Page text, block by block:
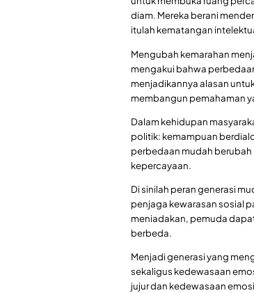
diam. Mereka berani
itulah kematangan
Mengubah kemarahan
mengakui bahwa
menjadikannya alasan
membangun pemahaman
Dalam kehidupan
politik: kemampuan
perbedaan mudah
kepercayaan.
Di sinilah peran generasi
penjaga kewarasan sosial
meniadakan, pemuda
berbeda.
Menjadi generasi yang
sekaligus kedewasaan
jujur dan kedewasaan